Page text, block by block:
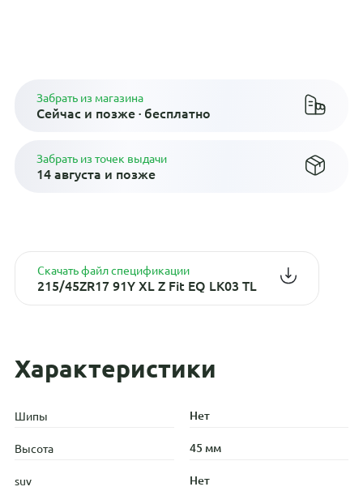
Забрать из магазина
Сейчас и позже · бесплатно
Забрать из точек выдачи
14 августа и позже
Скачать файл спецификации
215/45ZR17 91Y XL Z Fit EQ LK03 TL
Характеристики
Шипы Нет
Высота 45 мм
suv Нет